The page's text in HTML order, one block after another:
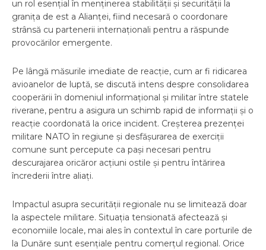
un rol esențial în menținerea stabilității și securității la
granița de est a Alianței, fiind necesară o coordonare
strânsă cu partenerii internaționali pentru a răspunde
provocărilor emergente.
Pe lângă măsurile imediate de reacție, cum ar fi ridicarea
avioanelor de luptă, se discută intens despre consolidarea
cooperării în domeniul informațional și militar între statele
riverane, pentru a asigura un schimb rapid de informații și o
reacție coordonată la orice incident. Creșterea prezenței
militare NATO în regiune și desfășurarea de exerciții
comune sunt percepute ca pași necesari pentru
descurajarea oricăror acțiuni ostile și pentru întărirea
încrederii între aliați.
Impactul asupra securității regionale nu se limitează doar
la aspectele militare. Situația tensionată afectează și
economiile locale, mai ales în contextul în care porturile de
la Dunăre sunt esențiale pentru comerțul regional. Orice